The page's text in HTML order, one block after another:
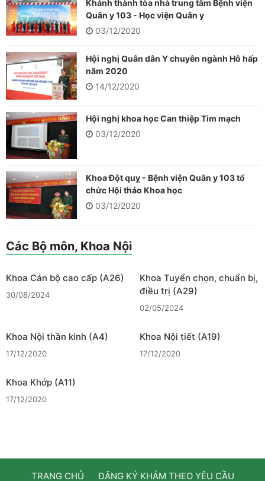
Khánh thành tòa nhà trung tâm Bệnh viện
Quân y 103 - Học viện Quân y
03/12/2020
Hội nghị Quân dân Y chuyên ngành Hô hấp
năm 2020
14/12/2020
Hội nghị khoa học Can thiệp Tim mạch
03/12/2020
Khoa Đột quỵ - Bệnh viện Quân y 103 tổ
chức Hội thảo Khoa học
03/12/2020
Các Bộ môn, Khoa Nội
Khoa Cán bộ cao cấp (A26)
30/08/2024
Khoa Tuyển chọn, chuẩn bị,
điều trị (A29)
02/05/2024
Khoa Nội thần kinh (A4)
17/12/2020
Khoa Nội tiết (A19)
17/12/2020
Khoa Khớp (A11)
17/12/2020
TRANG CHỦ ĐĂNG KÝ KHÁM THEO YÊU CẦU